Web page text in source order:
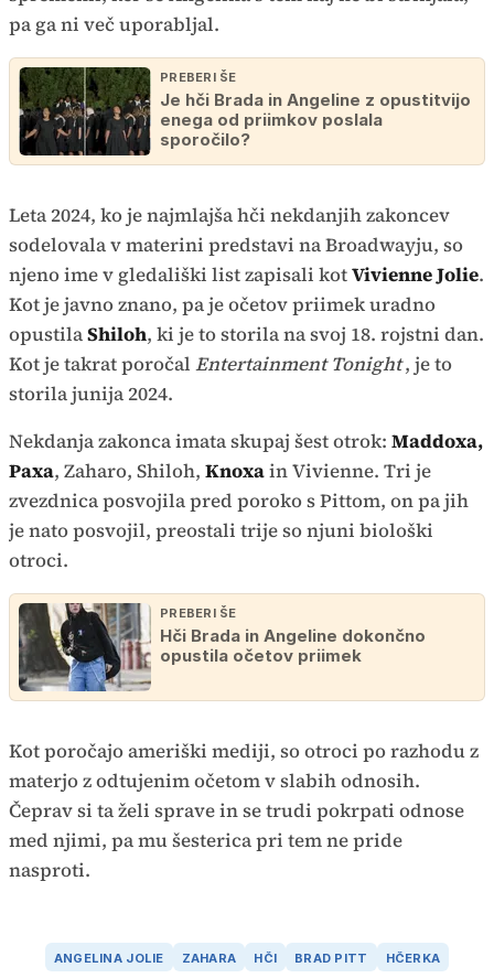
pa ga ni več uporabljal.
PREBERI ŠE
Je hči Brada in Angeline z opustitvijo
enega od priimkov poslala
sporočilo?
Leta 2024, ko je najmlajša hči nekdanjih zakoncev
sodelovala v materini predstavi na Broadwayju, so
njeno ime v gledališki list zapisali kotVivienne Jolie.
Kot je javno znano, pa je očetov priimek uradno
opustilaShiloh, ki je to storila na svoj 18. rojstni dan.
Kot je takrat poročal Entertainment Tonight, je to
storila junija 2024.
Nekdanja zakonca imata skupaj šest otrok: Maddoxa,
Paxa, Zaharo, Shiloh, Knoxain Vivienne. Tri je
zvezdnica posvojila pred poroko s Pittom, on pa jih
je nato posvojil, preostali trije so njuni biološki
otroci.
PREBERI ŠE
Hči Brada in Angeline dokončno
opustila očetov priimek
Kot poročajo ameriški mediji, so otroci po razhodu z
materjo z odtujenim očetom v slabih odnosih.
Čeprav si ta želi sprave in se trudi pokrpati odnose
med njimi, pa mu šesterica pri tem ne pride
nasproti.
ANGELINA JOLIE ZAHARA HČI BRAD PITT HČERKA